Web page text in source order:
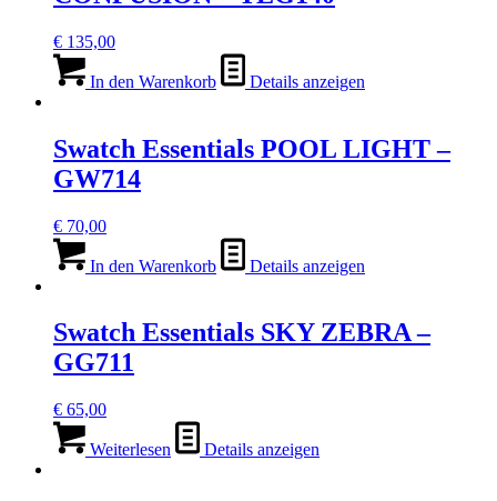
€ 135,00
In den Warenkorb Details anzeigen
Swatch Essentials POOL LIGHT –
GW714
€ 70,00
In den Warenkorb Details anzeigen
Swatch Essentials SKY ZEBRA –
GG711
€ 65,00
Weiterlesen Details anzeigen